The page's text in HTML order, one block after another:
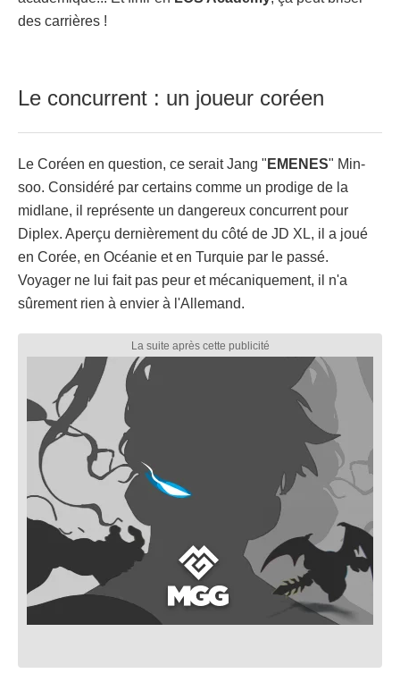
des carrières !
Le concurrent : un joueur coréen
Le Coréen en question, ce serait Jang " EMENES" Min-
soo. Considéré par certains comme un prodige de la
midlane, il représente un dangereux concurrent pour
Diplex. Aperçu dernièrement du côté de JD XL, il a joué
en Corée, en Océanie et en Turquie par le passé.
Voyager ne lui fait pas peur et mécaniquement, il n'a
sûrement rien à envier à l'Allemand.